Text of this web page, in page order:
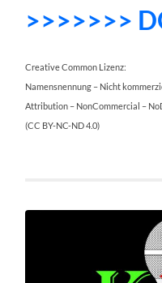
>>>>>>>
Creative Common Lizenz:
Namensnennung – Nicht
Attribution – NonCommercial –
(CC BY-NC-ND 4.0)